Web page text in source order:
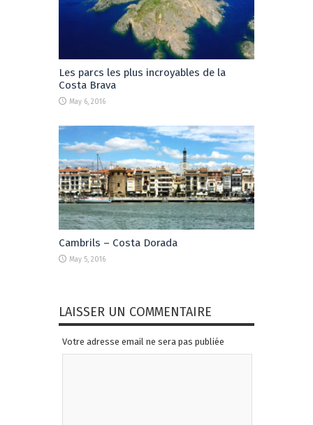
Les parcs les plus incroyables de la
Costa Brava
May 6, 2016
Cambrils – Costa Dorada
May 5, 2016
LAISSER UN COMMENTAIRE
Votre adresse email ne sera pas publiée